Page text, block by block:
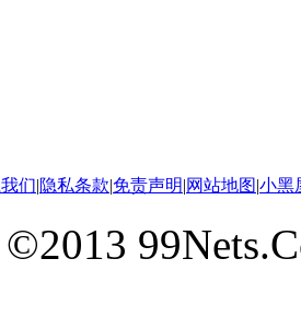
们|隐私条款|免责声明|网站地图|小黑